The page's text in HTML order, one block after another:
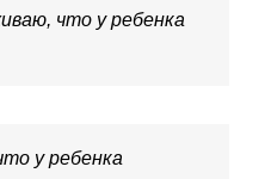
что у ребенка
у ребенка